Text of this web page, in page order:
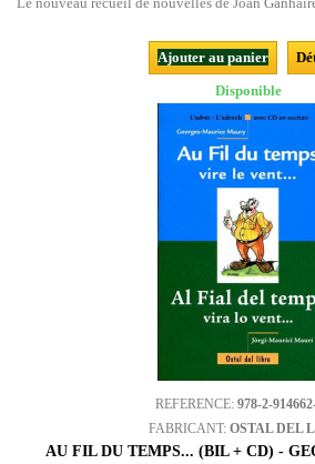
Ajouter au panier
Disponible
REFERENCE: 978-2-
FABRICANT: OSTAL DEL
AU FIL DU TEMPS... (BIL + CD) -